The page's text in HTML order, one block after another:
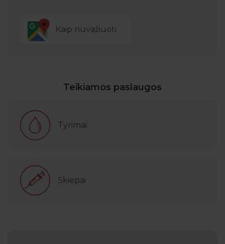
Kaip nuvažiuoti
Teikiamos paslaugos
Tyrimai
Skiepai